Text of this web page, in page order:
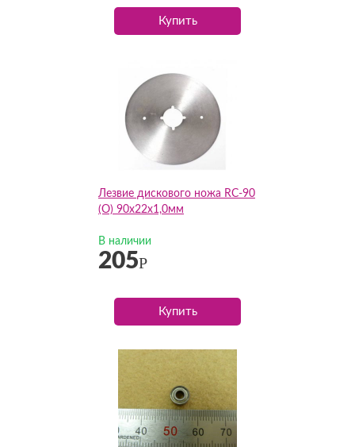
Купить
Лезвие дискового ножа RC-90
(О) 90х22х1,0мм
В наличии
205Р
Купить